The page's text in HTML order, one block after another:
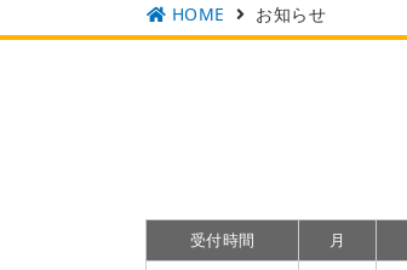
HOME お知らせ
受付時間 月